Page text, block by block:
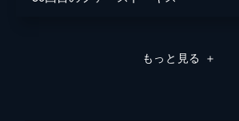
もっと見る ＋